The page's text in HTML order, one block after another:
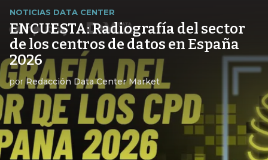
NOTICIAS DATA CENTER
ENCUESTA: Radiografía del sector
de los centros de datos en España
2026
porRedacción Data Center Market